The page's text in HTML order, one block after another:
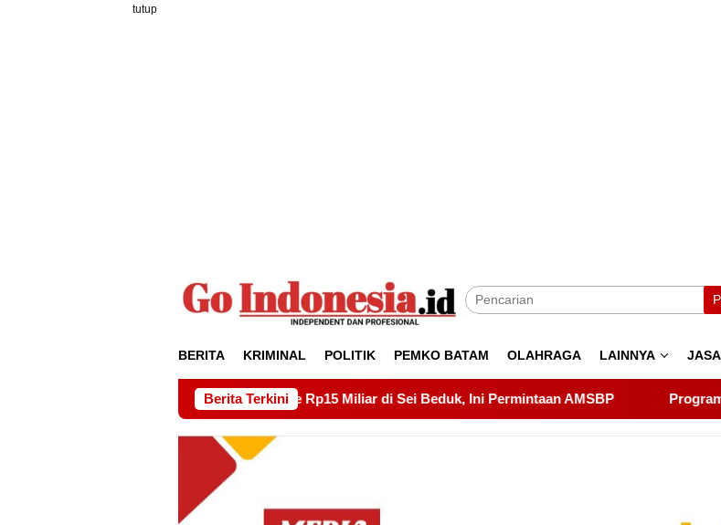
tutup
BERITA KRIMINAL POLITIK PEMKO BATAM OLAHRAGA LAINNYA JASA
Berita Terkini
Drainase Rp15 Miliar di Sei Beduk, Ini Permintaan AMSBP Program PWO Dwipa Kepri Berbagi,